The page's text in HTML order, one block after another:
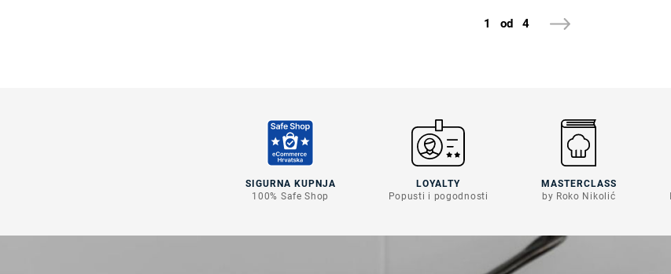
1 od 4
SIGURNA KUPNJA
100% Safe Shop
LOYALTY
Popusti i pogodnosti
MASTERCLASS
by Roko Nikolić